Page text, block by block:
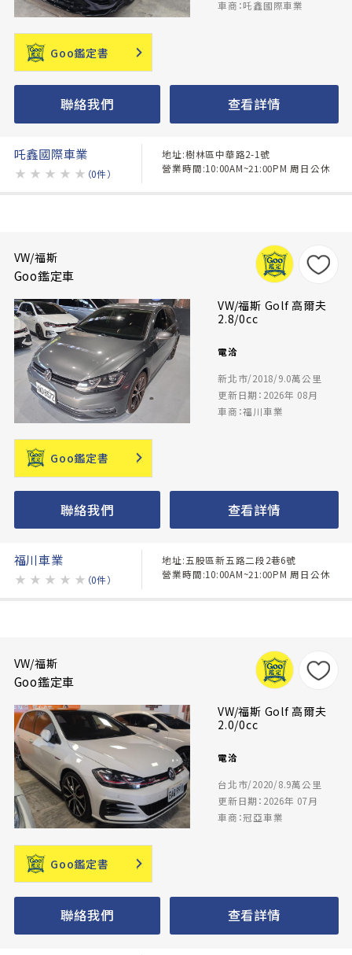
車商：吒鑫國際車業
Goo鑑定書
聯絡我們 查看詳情
吒鑫國際車業
★ ★ ★ ★ ★ （0件）
地址:樹林區中華路2-1號
營業時間:10:00AM~21:00PM 周日公休
VW/福斯
Goo鑑定車
VW/福斯 Golf 高爾夫
2.8/0cc
電洽
新北市/2018/9.0萬公里
更新日期：2026年 08月
車商：福川車業
Goo鑑定書
聯絡我們 查看詳情
福川車業
★ ★ ★ ★ ★ （0件）
地址:五股區新五路二段2巷6號
營業時間:10:00AM~21:00PM 周日公休
VW/福斯
Goo鑑定車
VW/福斯 Golf 高爾夫
2.0/0cc
電洽
台北市/2020/8.9萬公里
更新日期：2026年 07月
車商：冠亞車業
Goo鑑定書
聯絡我們 查看詳情